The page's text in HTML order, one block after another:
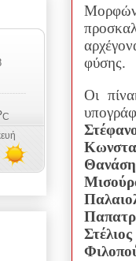
Μορφών
φύσης.
Οι